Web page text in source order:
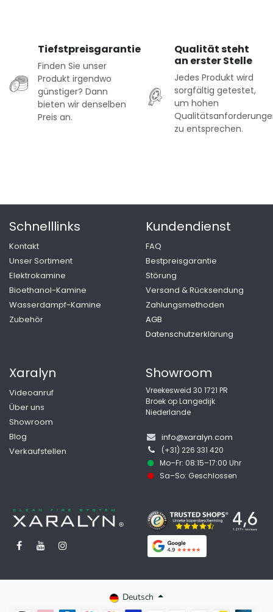
Tiefstpreisgarantie
Finden Sie unser
Produkt irgendwo
günstiger? Dann
bieten wir denselben
Preis an.
Qualität steht
an erster Stelle
Jedes Produkt wird
sorgfältig getestet,
um hohen
zu entsprechen.
Schnelllinks
Kontakt
Unser Sortiment
Elektrokamine
Bioethanol-Kamine
Wasserdampf-Kamine
Zubehör
Kundendienst
FAQ
Bestpreisgarantie
Störung
Versand & Rücksendung
Zahlungsmethoden
AGB
Datenschutzerklärung
Xaralyn
Videoanruf
Über uns
Showroom
Blog
Verkaufstellen
Showroom
Vreekesweid 30 1721 PR
Broek op Langedijk
Niederlande
info@xaralyn.com
(+31) 226 331 420
Mo–Fr: 08:15–17:00 Uhr
Sa–So: Geschlossen
Deutsch